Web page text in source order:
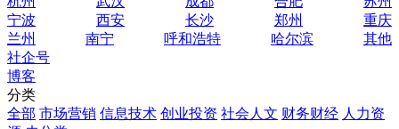
宁波
西安 长沙 郑州
重庆
兰州
南宁 呼和浩特 哈尔滨
其他
社企号
博客
分类
全部 市场营销 信息技术 创业投资 社会人文 财务财经 人力资